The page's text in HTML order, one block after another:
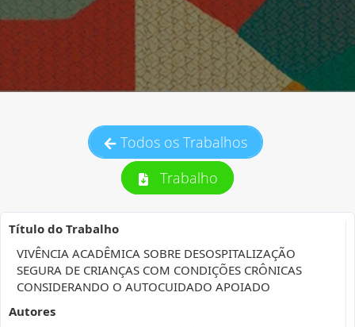
Todos os Trabalhos
Trabalho
Título do Trabalho
VIVÊNCIA ACADÊMICA SOBRE DESOSPITALIZAÇÃO
SEGURA DE CRIANÇAS COM CONDIÇÕES CRÔNICAS
CONSIDERANDO O AUTOCUIDADO APOIADO
Autores